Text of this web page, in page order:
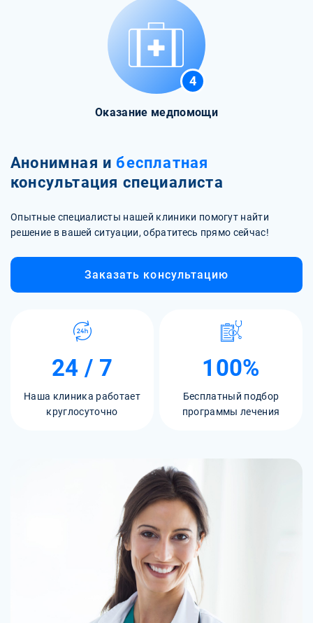
4
Оказание медпомощи
Анонимная и бесплатная
консультация специалиста
Опытные специалисты нашей клиники помогут найти
решение в вашей ситуации, обратитесь прямо сейчас!
Заказать консультацию
24 / 7
Наша клиника работает
круглосуточно
100%
Бесплатный подбор
программы лечения